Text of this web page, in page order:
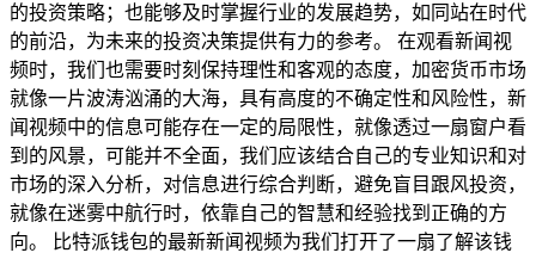
的投资策略；也能够及时掌握行业的发展趋势，如同站在时代
的前沿，为未来的投资决策提供有力的参考。 在观看新闻视
频时，我们也需要时刻保持理性和客观的态度，加密货币市场
就像一片波涛汹涌的大海，具有高度的不确定性和风险性，新
闻视频中的信息可能存在一定的局限性，就像透过一扇窗户看
到的风景，可能并不全面，我们应该结合自己的专业知识和对
市场的深入分析，对信息进行综合判断，避免盲目跟风投资，
就像在迷雾中航行时，依靠自己的智慧和经验找到正确的方
向。 比特派钱包的最新新闻视频为我们打开了一扇了解该钱